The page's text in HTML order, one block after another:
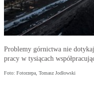
Problemy górnictwa nie
pracy w tysiącach
Foto: Fotorzepa, Tomasz Jodłowski